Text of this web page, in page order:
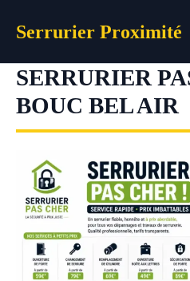
Serrurier Proximité
SERRURIER
BOUC BEL AIR